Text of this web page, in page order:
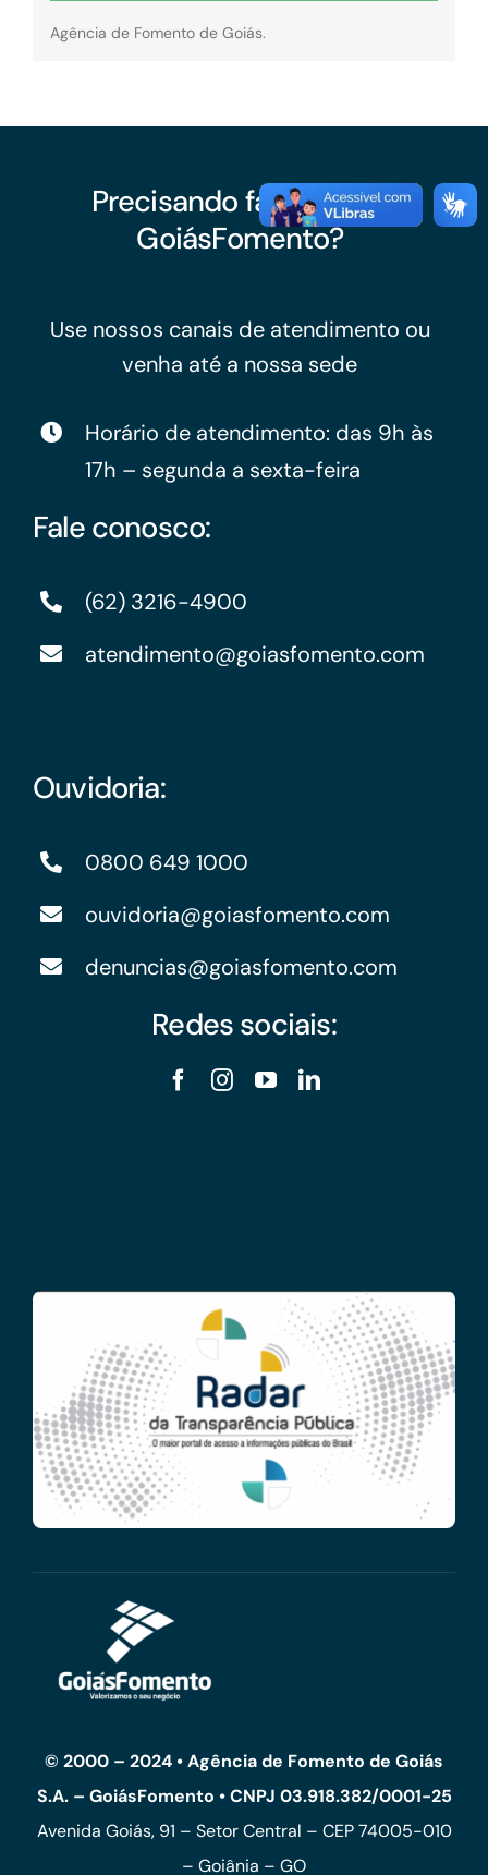
Agência de Fomento de Goiás.
Precisando falar com a
GoiásFomento?
Use nossos canais de atendimento ou
venha até a nossa sede
Horário de atendimento: das 9h às
17h – segunda a sexta-feira
Fale conosco:
(62) 3216-4900
atendimento@goiasfomento.com
Ouvidoria:
0800 649 1000
ouvidoria@goiasfomento.com
denuncias@goiasfomento.com
Redes sociais:
© 2000 – 2024 • Agência de Fomento de Goiás
S.A. – GoiásFomento • CNPJ 03.918.382/0001-25
Avenida Goiás, 91 – Setor Central – CEP 74005-010
– Goiânia – GO